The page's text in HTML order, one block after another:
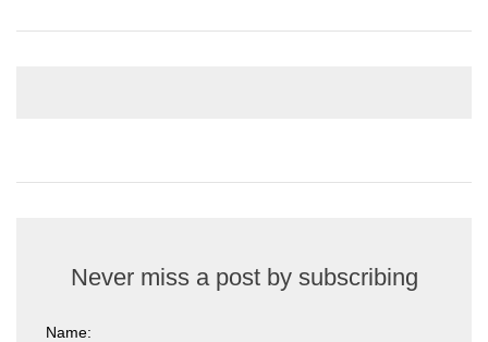
Never miss a post by subscribing
Name: